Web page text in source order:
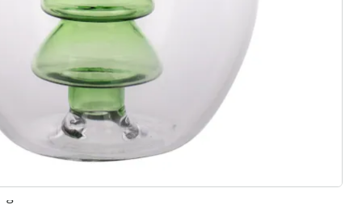
für
moderne Hausfrau
Dauerhaft günstige Preise